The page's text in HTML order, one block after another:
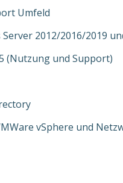
Umfeld
2012/2016/2019
(Nutzung und Support)
vSphere und